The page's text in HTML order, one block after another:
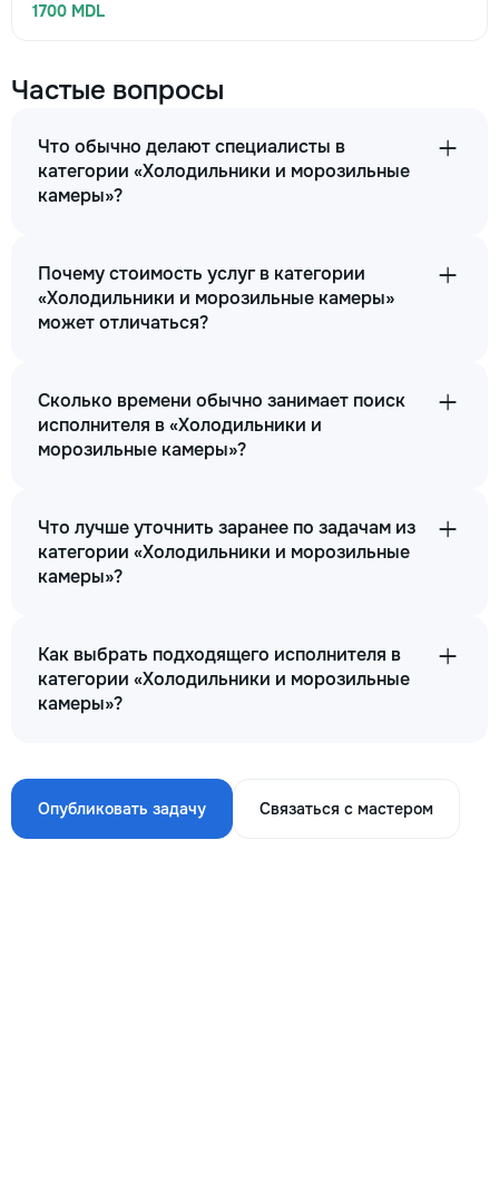
1700 MDL
Частые вопросы
Что обычно делают специалисты в
категории «Холодильники и морозильные
камеры»?
Почему стоимость услуг в категории
«Холодильники и морозильные камеры»
может отличаться?
Сколько времени обычно занимает поиск
исполнителя в «Холодильники и
морозильные камеры»?
Что лучше уточнить заранее по задачам из
категории «Холодильники и морозильные
камеры»?
Как выбрать подходящего исполнителя в
категории «Холодильники и морозильные
камеры»?
Опубликовать задачу Связаться с мастером